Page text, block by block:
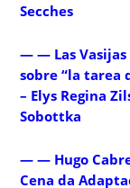
Secches
— — Las Vasijas
sobre “la tarea
– Elys Regina
Sobottka
— — Hugo
Cena da